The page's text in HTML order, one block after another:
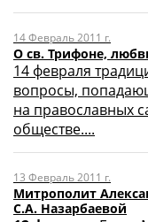
14 Февраль 2011 г.
О св. Трифоне,
14 февраля
вопросы,
на православных
обществе....
13 Февраль 2011 г.
Митрополит
C.А. Назарбаевой